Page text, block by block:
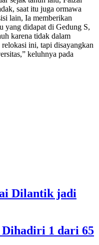
saat itu juga ormawa
lain, Ia memberikan
yang didapat di Gedung S,
karena tidak dalam
ini, tapi disayangkan
keluhnya pada
Dilantik jadi
Dihadiri 1 dari 65